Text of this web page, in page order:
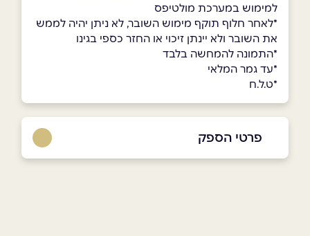
למימוש במערכת מולטיפס
*לאחר חלוף תוקף מימוש השובר, לא ניתן יהיה לממש
את השובר ולא יינתן זיכוי או החזר כספי בגינו
*התמונה להמחשה בלבד
*עד גמר המלאי
*ט.ל.ח
פרטי הספק